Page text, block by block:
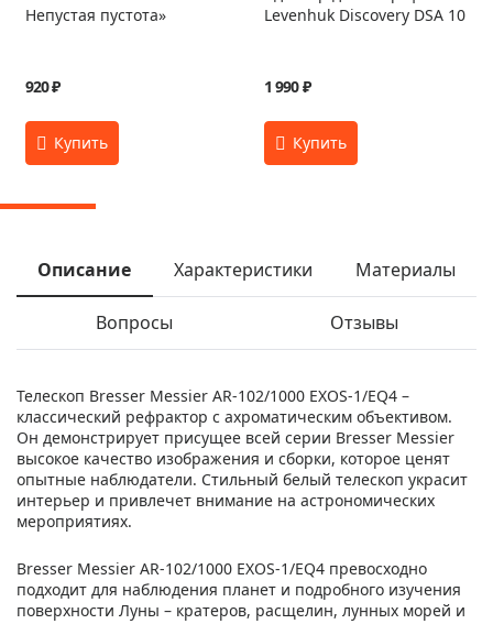
Непустая пустота»
920 ₽
Levenhuk Discovery DSA 10
1 990 ₽
Описание Характеристики Материалы
Вопросы Отзывы
Телескоп Bresser Messier AR-102/1000 EXOS-1/EQ4 –
классический рефрактор с ахроматическим объективом.
Он демонстрирует присущее всей серии Bresser Messier
высокое качество изображения и сборки, которое ценят
опытные наблюдатели. Стильный белый телескоп украсит
интерьер и привлечет внимание на астрономических
мероприятиях.
Bresser Messier AR-102/1000 EXOS-1/EQ4 превосходно
подходит для наблюдения планет и подробного изучения
поверхности Луны – кратеров, расщелин, лунных морей и